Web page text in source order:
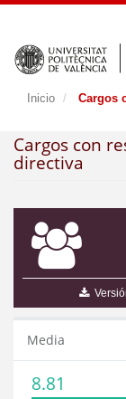
Inicio Cargos
Cargos con
directiva
Media
8.81